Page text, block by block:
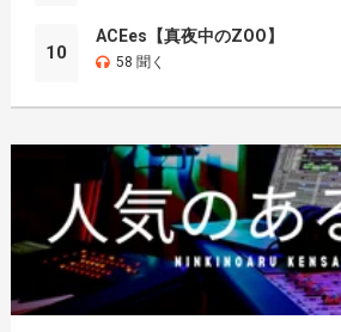
10
ACEes【真夜中のZOO】
58 聞く